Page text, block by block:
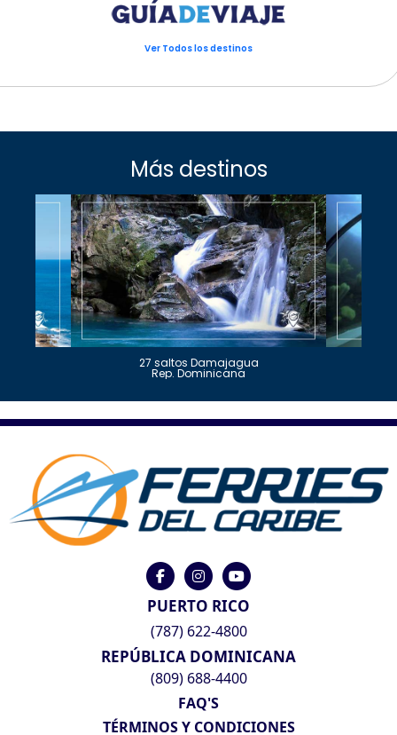
Ver Todos los destinos
Más destinos
27 saltos Damajagua
Rep. Dominicana
PUERTO RICO
(787) 622-4800
REPÚBLICA DOMINICANA
(809) 688-4400
FAQ'S
TÉRMINOS Y CONDICIONES